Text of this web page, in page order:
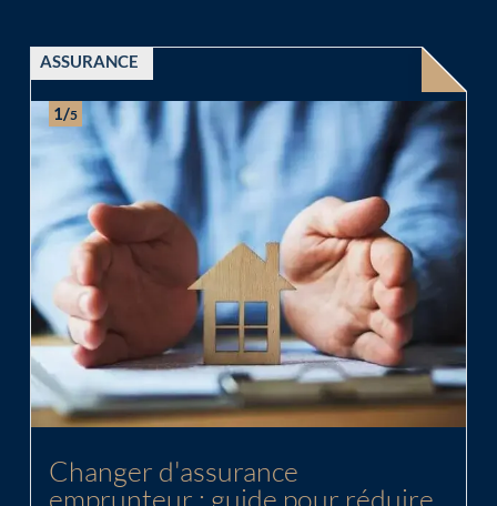
Chargement...
ASSURANCE
1/5
Changer d'assurance
emprunteur : guide pour réduire